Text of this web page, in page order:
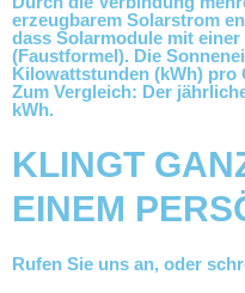
erzeugbarem Solarstrom
dass Solarmodule mit
(Faustformel). Die
Kilowattstunden (kWh) pro
Zum Vergleich: Der
kWh.
KLINGT
EINEM
Rufen Sie uns an, oder